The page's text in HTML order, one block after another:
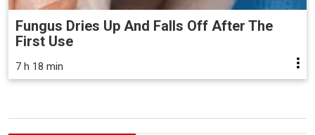
Fungus Dries Up And Falls Off After The
First Use
7 h 18 min